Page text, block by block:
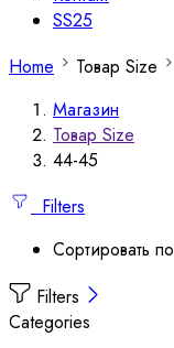
SS25
Home
Товар Size
Магазин
Товар Size
44-45
Filters
Сортировать по
Filters
Categories